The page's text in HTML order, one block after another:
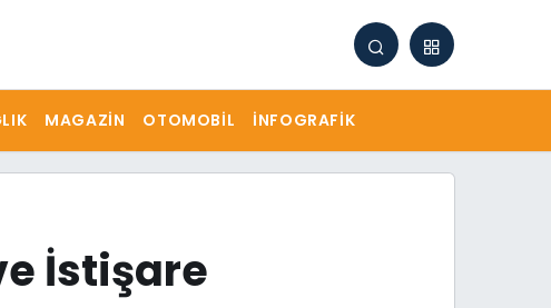
MAGAZIN OTOMOBIL İNFOGRAFIK
İstişare